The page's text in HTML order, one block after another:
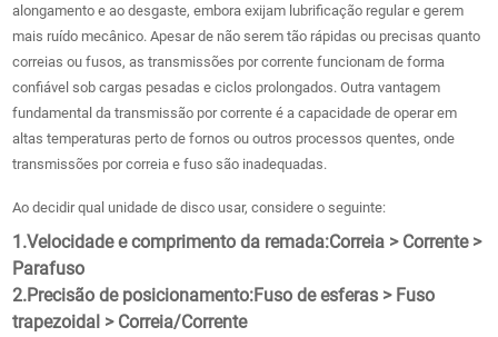
alongamento e ao desgaste, embora exijam lubrificação regular e gerem
mais ruído mecânico. Apesar de não serem tão rápidas ou precisas quanto
correias ou fusos, as transmissões por corrente funcionam de forma
confiável sob cargas pesadas e ciclos prolongados. Outra vantagem
fundamental da transmissão por corrente é a capacidade de operar em
altas temperaturas perto de fornos ou outros processos quentes, onde
transmissões por correia e fuso são inadequadas.
Ao decidir qual unidade de disco usar, considere o seguinte:
1.Velocidade e comprimento da remada:Correia > Corrente >
Parafuso
2.Precisão de posicionamento:Fuso de esferas > Fuso
trapezoidal > Correia/Corrente